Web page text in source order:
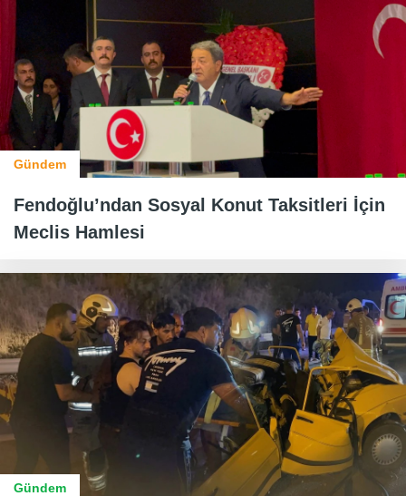
Gündem
Fendoğlu’ndan Sosyal Konut Taksitleri İçin
Meclis Hamlesi
Gündem